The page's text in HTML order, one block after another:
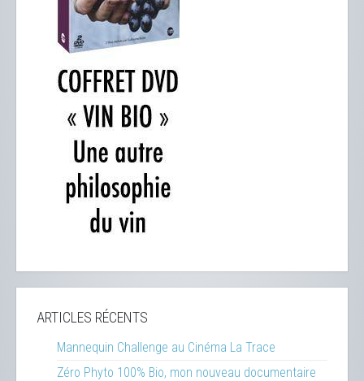
ARTICLES RÉCENTS
Mannequin Challenge au Cinéma La Trace
Zéro Phyto 100% Bio, mon nouveau documentaire